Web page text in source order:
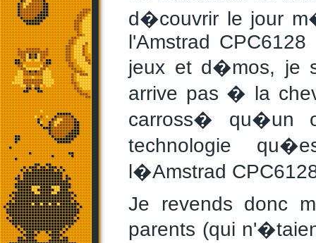
d�couvrir le jour
l'Amstrad
jeux et d�mos, je
arrive pas � la
carross� qu�un
technologie
l�Amstrad
Je revends donc
parents (qui